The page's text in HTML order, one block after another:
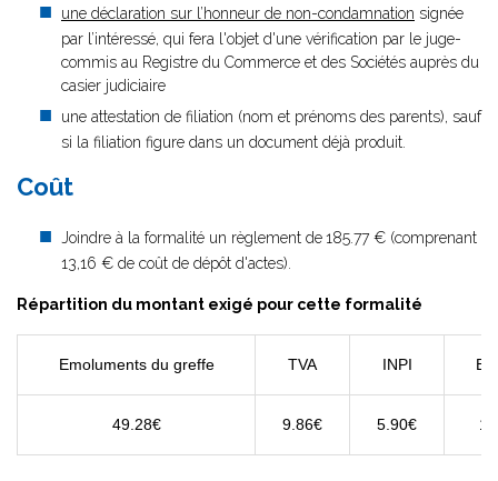
une déclaration sur l’honneur de non-condamnation signée
par l’intéressé, qui fera l'objet d'une vérification par le juge-
commis au Registre du Commerce et des Sociétés auprès du
casier judiciaire
une attestation de filiation (nom et prénoms des parents), sauf
si la filiation figure dans un document déjà produit.
Coût
Joindre à la formalité un règlement de185.77 € (comprenant
13,16 € de coût de dépôt d'actes).
Répartition du montant exigé pour cette formalité
Emoluments du greffe TVA INPI
49.28€ 9.86€ 5.90€